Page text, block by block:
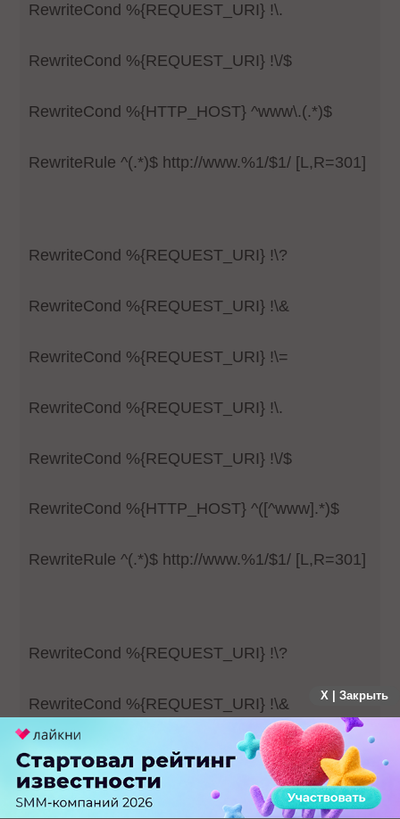
RewriteCond %{REQUEST_URI} !\.
RewriteCond %{REQUEST_URI} !\/$
RewriteCond %{HTTP_HOST} ^www\.(.*)$
RewriteRule ^(.*)$ http://www.%1/$1/ [L,R=301]
RewriteCond %{REQUEST_URI} !\?
RewriteCond %{REQUEST_URI} !\&
RewriteCond %{REQUEST_URI} !\=
RewriteCond %{REQUEST_URI} !\.
RewriteCond %{REQUEST_URI} !\/$
RewriteCond %{HTTP_HOST} ^([^www].*)$
RewriteRule ^(.*)$ http://www.%1/$1/ [L,R=301]
RewriteCond %{REQUEST_URI} !\?
RewriteCond %{REQUEST_URI} !\&
RewriteCond %{REQUEST_URI} !\=
RewriteCond %{REQUEST_URI} !\.
X | Закрыть